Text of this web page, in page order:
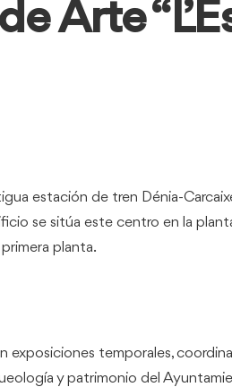
Arte
estación de tren Dénia-
se sitúa este centro en la
planta.
exposiciones temporales,
y patrimonio del